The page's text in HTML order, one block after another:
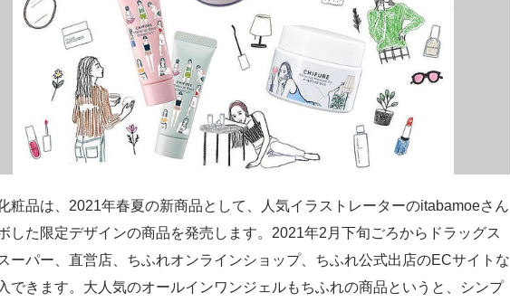
粧品は、2021年春夏の新商品として、人気イラストレーターのitabamoeさん
した限定デザインの商品を発売します。2021年2月下旬ごろからドラッグス
ーパー、直営店、ちふれオンラインショップ、ちふれ公式出店のECサイトな
できます。大人気のオールインワンジェルもちふれの商品というと、シンプ